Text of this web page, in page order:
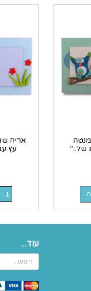
של..."
אריה
עץ
עוד...